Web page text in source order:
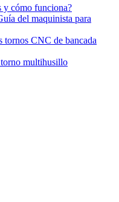
y cómo funciona?
del maquinista para
tornos CNC de bancada
torno multihusillo